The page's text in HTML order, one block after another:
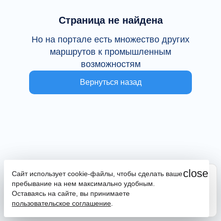
Страница не найдена
Но на портале есть множество других
маршрутов к промышленным
возможностям
Вернуться назад
close
Сайт использует cookie-файлы, чтобы сделать ваше
пребывание на нем максимально удобным.
Оставаясь на сайте, вы принимаете
пользовательское соглашение
Сайт находится в тестовой эксплуатации
В случае наличия ошибок или замечаний просим
сообщить на почтуpromportal@frpkk.ru
написать нам в чатилизаказать обратный звонок